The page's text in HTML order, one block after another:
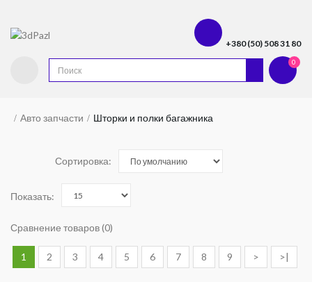
+380 (50) 508 31 80
0
Авто запчасти Шторки и полки багажника
Сортировка:
Показать:
Сравнение товаров (0)
1 2 3 4 5 6 7 8 9 > >|